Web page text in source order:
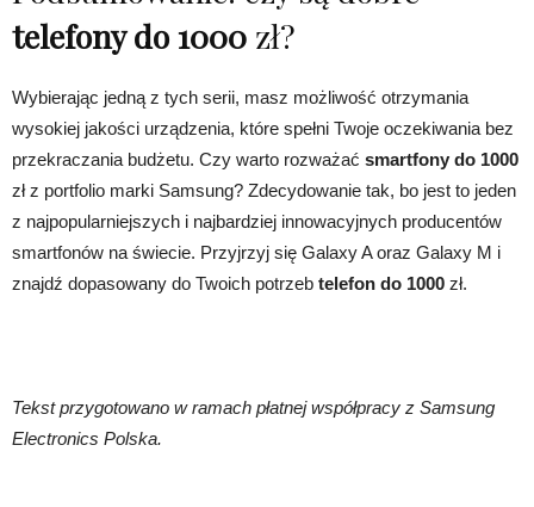
telefony do 1000 zł?
Wybierając jedną z tych serii, masz możliwość otrzymania
wysokiej jakości urządzenia, które spełni Twoje oczekiwania bez
przekraczania budżetu. Czy warto rozważać smartfony do 1000
zł z portfolio marki Samsung? Zdecydowanie tak, bo jest to jeden
z najpopularniejszych i najbardziej innowacyjnych producentów
smartfonów na świecie. Przyjrzyj się Galaxy A oraz Galaxy M i
znajdź dopasowany do Twoich potrzeb telefon do 1000 zł.
Tekst przygotowano w ramach płatnej współpracy z Samsung
Electronics Polska.